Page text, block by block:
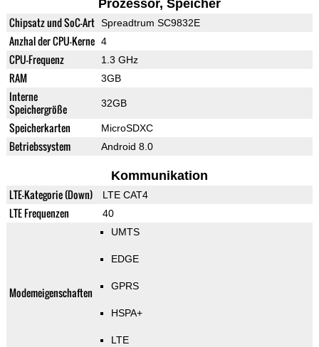
Prozessor, Speicher
Chipsatz und SoC-Art Spreadtrum SC9832E
Anzhal der CPU-Kerne 4
CPU-Frequenz 1.3 GHz
RAM 3GB
Interne
Speichergröße
32GB
Speicherkarten MicroSDXC
Betriebssystem Android 8.0
Kommunikation
LTE-Kategorie (Down) LTE CAT4
LTE Frequenzen 40
Modemeigenschaften
UMTS
EDGE
GPRS
HSPA+
LTE